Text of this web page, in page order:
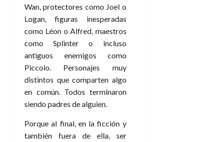
Wan, protectores como Joel o
Logan, figuras inesperadas
como Léon o Alfred, maestros
como Splinter o incluso
antiguos enemigos como
Piccolo. Personajes muy
distintos que comparten algo
en común. Todos terminaron
siendo padres de alguien.
Porque al final, en la ficción y
también fuera de ella, ser